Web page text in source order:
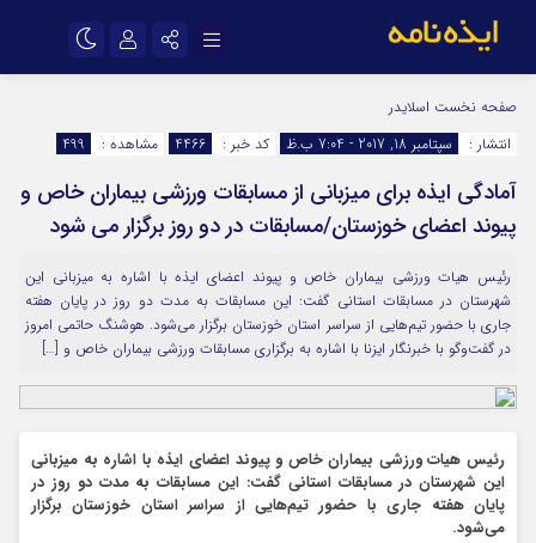
اینستاگرام
سروش
ایتا
آپارات
اپلیکیشن رمز عبور
مرا به خاطر بسپار
صفحه نخست اسلایدر
انتشار :
سپتامبر 18, 2017 - 7:04 ب.ظ کد خبر : 4466 مشاهده : 499
آمادگی ایذه برای میزبانی از مسابقات ورزشی بیماران خاص و
پیوند اعضای خوزستان/مسابقات در دو روز برگزار می شود
رئیس هیات ورزشی بیماران خاص و پیوند اعضای ایذه با اشاره به میزبانی این
شهرستان در مسابقات استانی گفت: این مسابقات به مدت دو روز در پایان هفته
جاری با حضور تیم‌هایی از سراسر استان خوزستان برگزار می‌شود. هوشنگ حاتمی امروز
در گفت‌و‌گو با خبرنگار ایزنا با اشاره به برگزاری مسابقات ورزشی بیماران خاص و […]
رئیس هیات ورزشی بیماران خاص و پیوند اعضای ایذه با اشاره به میزبانی
این شهرستان در مسابقات استانی گفت: این مسابقات به مدت دو روز در
پایان هفته جاری با حضور تیم‌هایی از سراسر استان خوزستان برگزار
می‌شود.